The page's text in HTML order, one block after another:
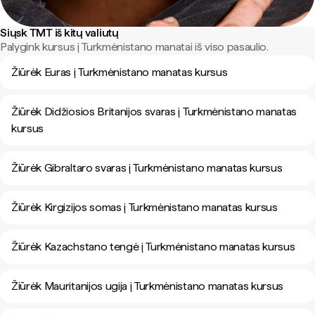
Siųsk TMT iš kitų valiutų
Palygink kursus į Turkmėnistano manatai iš viso pasaulio.
Žiūrėk Euras į Turkmėnistano manatas kursus
Žiūrėk Didžiosios Britanijos svaras į Turkmėnistano manatas
kursus
Žiūrėk Gibraltaro svaras į Turkmėnistano manatas kursus
Žiūrėk Kirgizijos somas į Turkmėnistano manatas kursus
Žiūrėk Kazachstano tengė į Turkmėnistano manatas kursus
Žiūrėk Mauritanijos ugija į Turkmėnistano manatas kursus